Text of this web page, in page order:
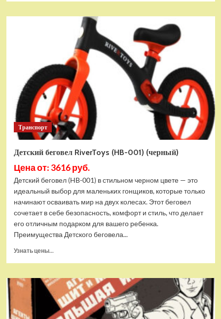
Детский
Mercedes-
600
RiverToys
(Z003ZZ-
B)
(зеленый)
Транспорт
Детский беговел RiverToys (HB-001) (черный)
Цена от: 3616 руб.
Детский беговел (HB-001) в стильном черном цвете — это
идеальный выбор для маленьких гонщиков, которые только
начинают осваивать мир на двух колесах. Этот беговел
сочетает в себе безопасность, комфорт и стиль, что делает
его отличным подарком для вашего ребенка.
Преимущества Детского беговела...
Узнать цены...
Детский
беговел
RiverToys
(HB-
001)